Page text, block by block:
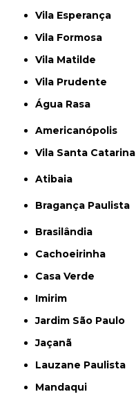
Vila Esperança
Vila Formosa
Vila Matilde
Vila Prudente
Água Rasa
Americanópolis
Vila Santa Catarina
Atibaia
Bragança Paulista
Brasilândia
Cachoeirinha
Casa Verde
Imirim
Jardim São Paulo
Jaçanã
Lauzane Paulista
Mandaqui